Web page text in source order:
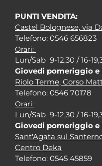
PUNTI VENDITA:
Castel Bolognese, via
Telefono: 0546 656823
Orari:
Lun/Sab 9-12,30 / 16-
Giovedi pomeriggio e
Riolo Terme, Corso
Telefono: 0546 70178
Orari:
Lun/Sab 9-12,30 / 16-
Giovedi pomeriggio e
Sant'Agata sul
Centro Deka
Telefono: 0545 45859